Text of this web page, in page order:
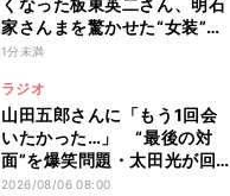
家さんまを驚かせた“女装”秘
話「執念がすごい」
1分未満
ラジオ
山田五郎さんに「もう1回会
いたかった…」 “最後の対
面”を爆笑問題・太田光が回
顧「お別れに呼んでくれたの
2026/08/06 08:00